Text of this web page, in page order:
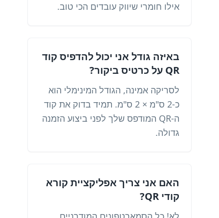
אילו חומרי שיווק עובדים הכי טוב.
באיזה גודל אני יכול להדפיס קוד
QR על כרטיס ביקור?
לסריקה אמינה, הגודל המינימלי הוא
כ-2 ס"מ × 2 ס"מ. תמיד בדוק את קוד
ה-QR המודפס שלך לפני ביצוע הזמנה
גדולה.
האם אני צריך אפליקציית קורא
קודי QR?